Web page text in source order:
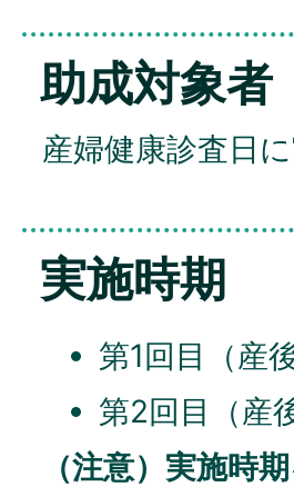
助成対象者
産婦健康診査日
実施時期
第1回目（産
第2回目（産
（注意）実施時